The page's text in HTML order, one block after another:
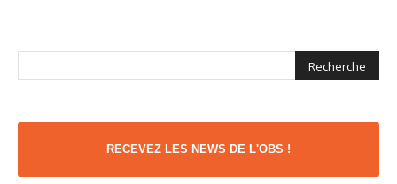
RECEVEZ LES NEWS DE L'OBS !